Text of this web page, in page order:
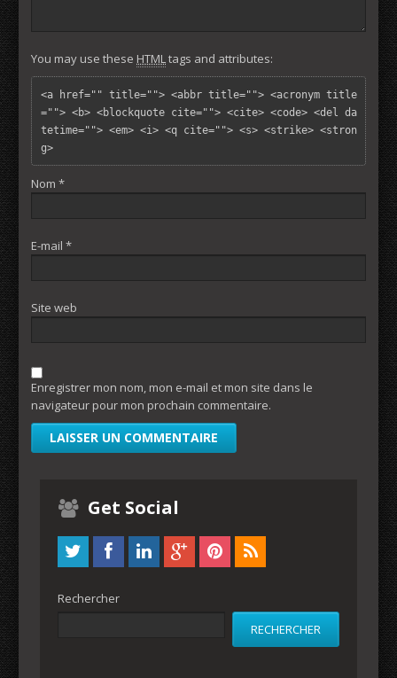
You may use these HTMLtags and attributes:
<a href="" title=""> <abbr title=""> <acronym title
=""> <b> <blockquote cite=""> <cite> <code> <del da
tetime=""> <em> <i> <q cite=""> <s> <strike> <stron
g>
Nom *
E-mail *
Site web
Enregistrer mon nom, mon e-mail et mon site dans le
navigateur pour mon prochain commentaire.
Get Social
Rechercher
RECHERCHER